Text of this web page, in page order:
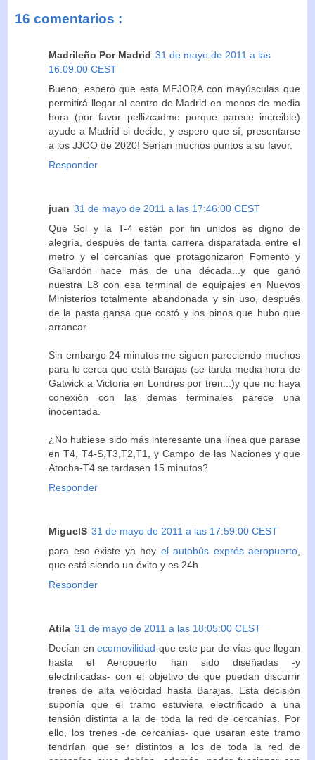
16 comentarios :
Madrileño Por Madrid 31 de mayo de 2011 a las
16:09:00 CEST
Bueno, espero que esta MEJORA con mayúsculas que
permitirá llegar al centro de Madrid en menos de media
hora (por favor pellizcadme porque parece increible)
ayude a Madrid si decide, y espero que sí, presentarse
a los JJOO de 2020! Serían muchos puntos a su favor.
Responder
juan 31 de mayo de 2011 a las 17:46:00 CEST
Que Sol y la T-4 estén por fin unidos es digno de
alegría, después de tanta carrera disparatada entre el
metro y el cercanías que protagonizaron Fomento y
Gallardón hace más de una década...y que ganó
nuestra L8 con esa terminal de equipajes en Nuevos
Ministerios totalmente abandonada y sin uso, después
de la pasta gansa que costó y los pinos que hubo que
arrancar.
Sin embargo 24 minutos me siguen pareciendo muchos
para lo cerca que está Barajas (se tarda media hora de
Gatwick a Victoria en Londres por tren...)y que no haya
conexión con las demás terminales parece una
inocentada.
¿No hubiese sido más interesante una línea que parase
en T4, T4-S,T3,T2,T1, y Campo de las Naciones y que
Atocha-T4 se tardasen 15 minutos?
Responder
MiguelS 31 de mayo de 2011 a las 17:59:00 CEST
para eso existe ya hoy el autobús exprés aeropuerto,
que está siendo un éxito y es 24h
Responder
Atila 31 de mayo de 2011 a las 18:05:00 CEST
Decían enecomovilidad que este par de vías que llegan
hasta el Aeropuerto han sido diseñadas -y
electrificadas- con el objetivo de que puedan discurrir
trenes de alta velócidad hasta Barajas. Esta decisión
suponía que el tramo estuviera electrificado a una
tensión distinta a la de toda la red de cercanías. Por
ello, los trenes -de cercanías- que usaran este tramo
tendrían que ser distintos a los de toda la red de